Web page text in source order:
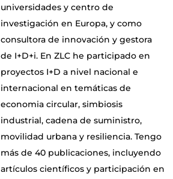
universidades y centro de
investigación en Europa, y como
consultora de innovación y gestora
de I+D+i. En ZLC he participado en
proyectos I+D a nivel nacional e
internacional en temáticas de
economia circular, simbiosis
industrial, cadena de suministro,
movilidad urbana y resiliencia. Tengo
más de 40 publicaciones, incluyendo
artículos científicos y participación en